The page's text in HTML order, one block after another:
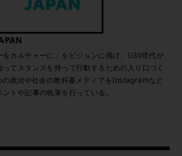
をカルチャーに」をビジョンに掲げ、U30世代が
てスタンスを持って行動するための入り口づく
の政治や社会の教科書メディアをInstagramなど
トや記事の執筆を行っている。